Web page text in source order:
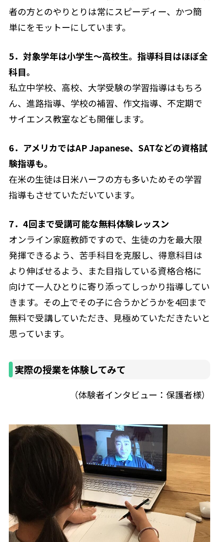
者の方とのやりとりは常にスピーディー、かつ簡
単にをモットーにしています。
5．対象学年は小学生〜高校生。指導科目はほぼ全
科目。
私立中学校、高校、大学受験の学習指導はもちろ
ん、進路指導、学校の補習、作文指導、不定期で
サイエンス教室なども開催します。
6．アメリカではAP Japanese、SATなどの資格試
験指導も。
在米の生徒は日米ハーフの方も多いためその学習
指導もさせていただいています。
7．4回まで受講可能な無料体験レッスン
オンライン家庭教師ですので、生徒の力を最大限
発揮できるよう、苦手科目を克服し、得意科目は
より伸ばせるよう、また目指している資格合格に
向けて一人ひとりに寄り添ってしっかり指導してい
きます。その上でその子に合うかどうかを4回まで
無料で受講していただき、見極めていただきたいと
思っています。
実際の授業を体験してみて
（体験者インタビュー：保護者様）